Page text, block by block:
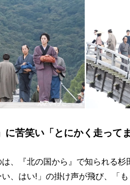
に苦笑い「とにかく走ってま
、『北の国から』で知られる
、はい!」の掛け声が飛び、「